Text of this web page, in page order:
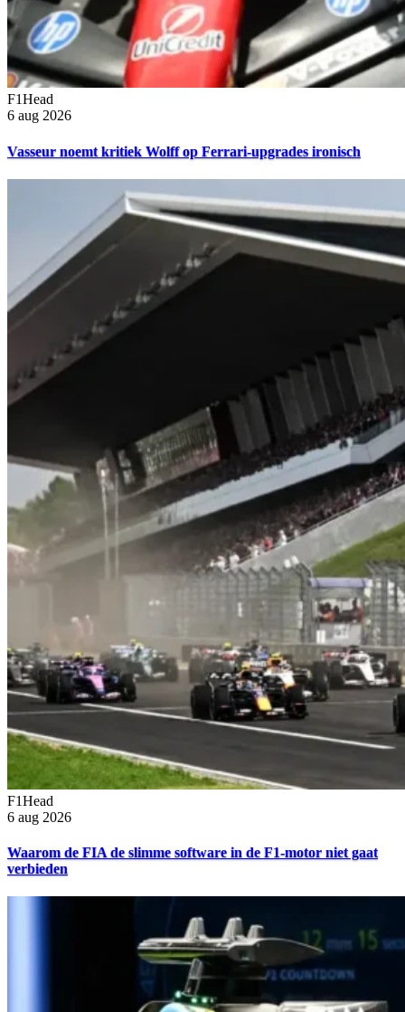
F1Head
6 aug 2026
Vasseur noemt kritiek Wolff op Ferrari-upgrades ironisch
F1Head
6 aug 2026
Waarom de FIA de slimme software in de F1-motor niet gaat
verbieden